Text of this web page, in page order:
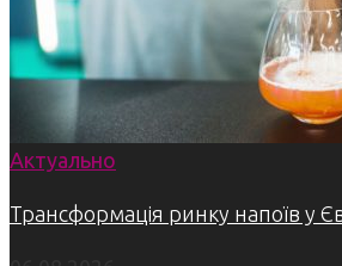
Актуально
Трансформація ринку напоїв у